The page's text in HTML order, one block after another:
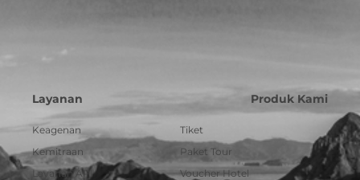
Layanan
Keagenan
Kemitraan
Layanan API
Produk Kami
Tiket
Paket Tour
Voucher Hotel